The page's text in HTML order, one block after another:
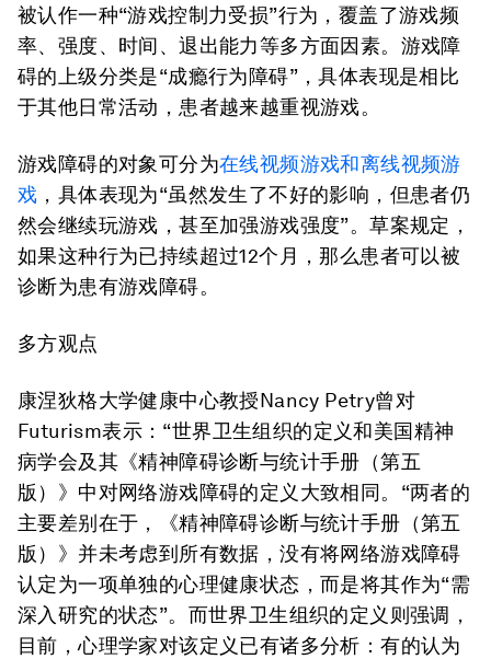
被认作一种“游戏控制力受损”行为，覆盖了游戏频
率、强度、时间、退出能力等多方面因素。游戏障
碍的上级分类是“成瘾行为障碍”，具体表现是相比
于其他日常活动，患者越来越重视游戏。
游戏障碍的对象可分为在线视频游戏和离线视频游
戏 ，具体表现为“虽然发生了不好的影响，但患者仍
然会继续玩游戏，甚至加强游戏强度”。草案规定，
如果这种行为已持续超过12个月，那么患者可以被
诊断为患有游戏障碍。
多方观点
康涅狄格大学健康中心教授Nancy Petry曾对
Futurism表示：“世界卫生组织的定义和美国精神
病学会及其《精神障碍诊断与统计手册（第五
版）》中对网络游戏障碍的定义大致相同。“两者的
主要差别在于，《精神障碍诊断与统计手册（第五
版）》并未考虑到所有数据，没有将网络游戏障碍
认定为一项单独的心理健康状态，而是将其作为“需
深入研究的状态”。而世界卫生组织的定义则强调，
目前，心理学家对该定义已有诸多分析：有的认为